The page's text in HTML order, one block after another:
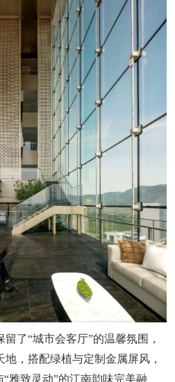
了“城市会客厅”的温馨氛围，
，搭配绿植与定制金属屏风，
雅致灵动”的江南韵味完美融